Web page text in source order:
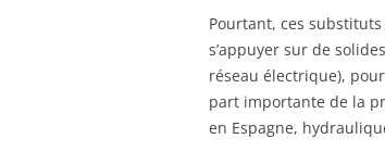
Pourtant, ces
s’appuyer sur de
réseau électrique),
part importante de la
en Espagne,